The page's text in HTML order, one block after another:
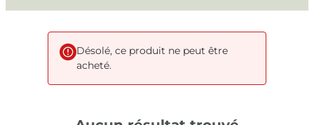
Désolé, ce produit ne peut être
acheté.